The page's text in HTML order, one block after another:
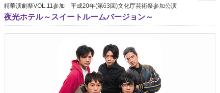
v
i
g
i
g
精華演劇祭VOL.11参加 平成20年(第63回)文化庁芸術祭参加公演
夜光ホテル～スイートルームバージョン～